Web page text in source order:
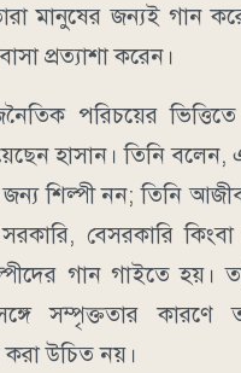
মানুষের জন্যই গান
প্রত্যাশা করেন।
পরিচয়ের
হাসান। তিনি
শিল্পী নন; তিনি
বেসরকারি
গান গাইতে হয়।
সম্পৃক্ততার কারণে
করা উচিত নয়।